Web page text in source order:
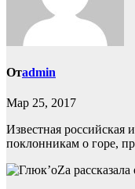
Отadmin
Мар 25, 2017
Известная российская
поклонникам о горе,